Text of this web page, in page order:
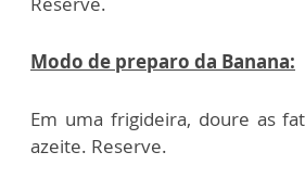
Modo de preparo da Banana:
Em uma frigideira, doure as
azeite. Reserve.